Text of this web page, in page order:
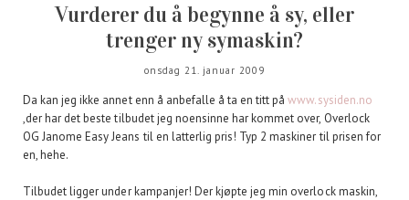
Vurderer du å begynne å sy, eller
trenger ny symaskin?
onsdag 21. januar 2009
Da kan jeg ikke annet enn å anbefalle å ta en titt påwww.sysiden.no
,der har det beste tilbudet jeg noensinne har kommet over, Overlock
OG Janome Easy Jeans til en latterlig pris! Typ 2 maskiner til prisen for
en, hehe.
Tilbudet ligger under kampanjer! Der kjøpte jeg min overlock maskin,